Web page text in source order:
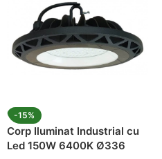
-15%
Corp Iluminat Industrial cu
Led 150W 6400K Ø336